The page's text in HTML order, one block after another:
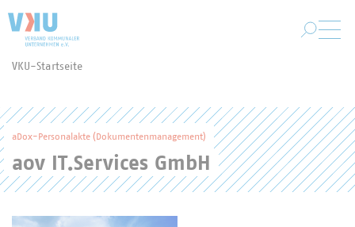
VKU-Startseite
aDox-Personalakte (Dokumentenmanagement)
aov IT.Services GmbH